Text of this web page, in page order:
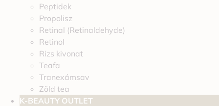
Peptidek
Propolisz
Retinal (Retinaldehyde)
Retinol
Rizs kivonat
Teafa
Tranexámsav
Zöld tea
K-BEAUTY OUTLET